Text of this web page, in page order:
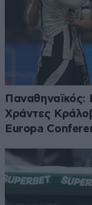
Παναθηναϊκός:
Χράντες
Europa